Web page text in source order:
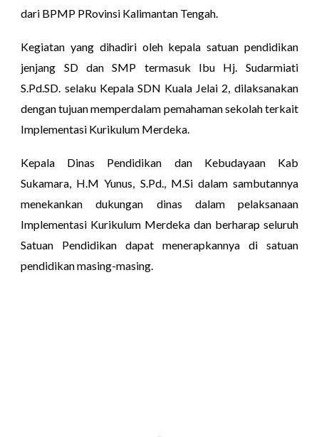
dari BPMP PRovinsi Kalimantan Tengah.
Kegiatan yang dihadiri oleh kepala satuan pendidikan
jenjang SD dan SMP termasuk Ibu Hj. Sudarmiati
S.Pd.SD. selaku Kepala SDN Kuala Jelai 2, dilaksanakan
dengan tujuan memperdalam pemahaman sekolah terkait
Implementasi Kurikulum Merdeka.
Kepala Dinas Pendidikan dan Kebudayaan Kab
Sukamara, H.M Yunus, S.Pd., M.Si dalam sambutannya
menekankan dukungan dinas dalam pelaksanaan
Implementasi Kurikulum Merdeka dan berharap seluruh
Satuan Pendidikan dapat menerapkannya di satuan
pendidikan masing-masing.